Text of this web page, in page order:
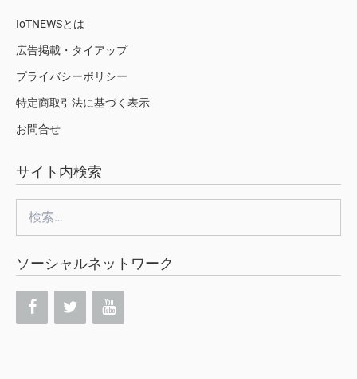
IoTNEWSとは
広告掲載・タイアップ
プライバシーポリシー
特定商取引法に基づく表示
お問合せ
サイト内検索
索:
ソーシャルネットワーク